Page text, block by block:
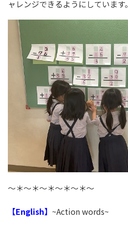
ャレンジできるようにしています。
～＊～＊～＊～＊～＊～
【English】 ~Action words~